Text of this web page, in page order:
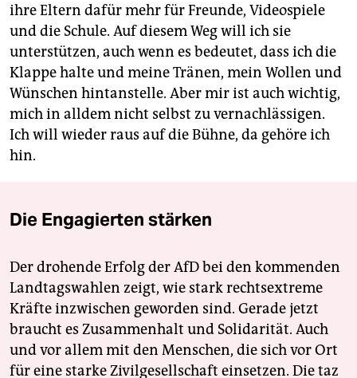
ihre Eltern dafür mehr für Freunde, Videospiele
und die Schule. Auf diesem Weg will ich sie
unterstützen, auch wenn es bedeutet, dass ich die
Klappe halte und meine Tränen, mein Wollen und
Wünschen hintanstelle. Aber mir ist auch wichtig,
mich in alldem nicht selbst zu vernachlässigen.
Ich will wieder raus auf die Bühne, da gehöre ich
hin.
Die Engagierten stärken
Der drohende Erfolg der AfD bei den kommenden
Landtagswahlen zeigt, wie stark rechtsextreme
Kräfte inzwischen geworden sind. Gerade jetzt
braucht es Zusammenhalt und Solidarität. Auch
und vor allem mit den Menschen, die sich vor Ort
für eine starke Zivilgesellschaft einsetzen. Die taz